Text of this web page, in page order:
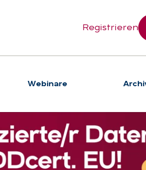
Registrieren
We­bi­na­re